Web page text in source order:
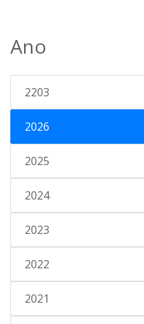
Ano
2203
2026
2025
2024
2023
2022
2021